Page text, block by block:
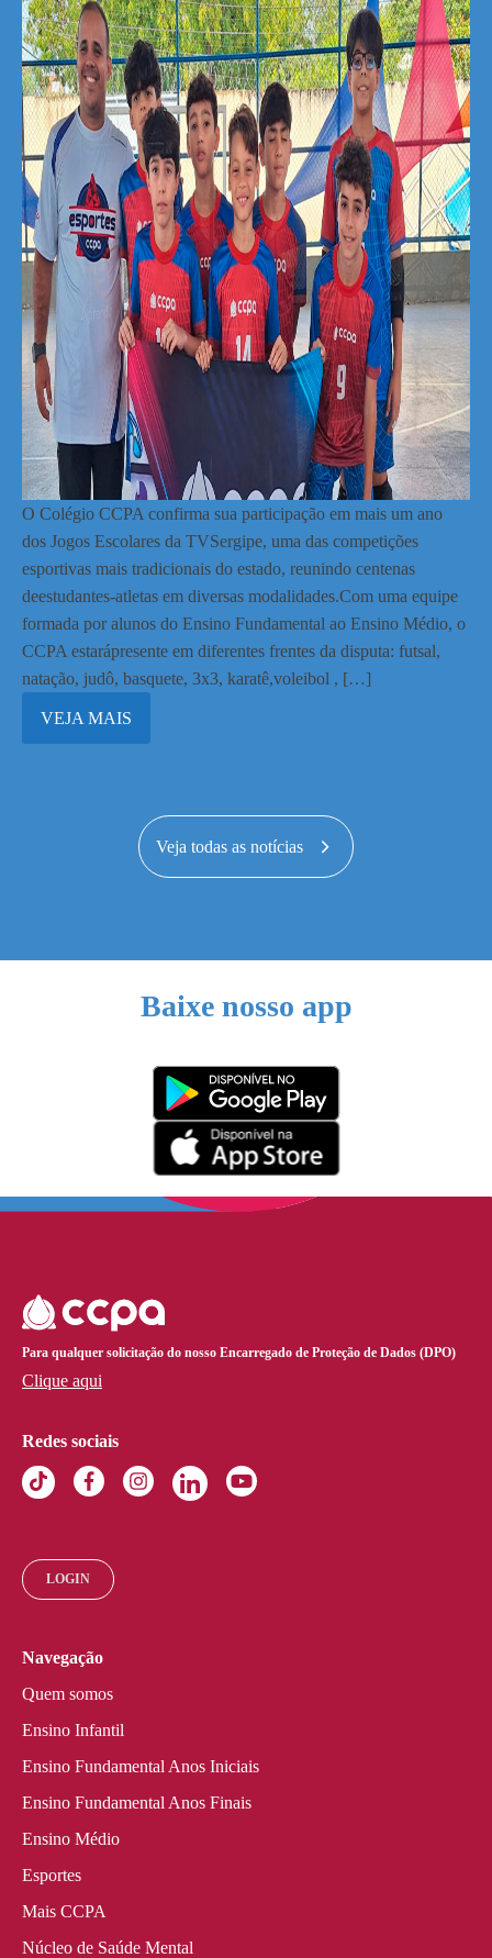
O Colégio CCPA confirma sua participação em mais um ano
dos Jogos Escolares da TVSergipe, uma das competições
esportivas mais tradicionais do estado, reunindo centenas
deestudantes-atletas em diversas modalidades.Com uma equipe
formada por alunos do Ensino Fundamental ao Ensino Médio, o
CCPA estarápresente em diferentes frentes da disputa: futsal,
natação, judô, basquete, 3x3, karatê,voleibol , […]
VEJA MAIS
Veja todas as notícias
Baixe nosso app
Para qualquer solicitação do nosso Encarregado de Proteção de Dados (DPO)
Clique aqui
Redes sociais
LOGIN
Navegação
Quem somos
Ensino Infantil
Ensino Fundamental Anos Iniciais
Ensino Fundamental Anos Finais
Ensino Médio
Esportes
Mais CCPA
Núcleo de Saúde Mental